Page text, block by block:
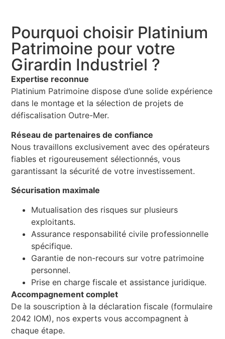
Pourquoi choisir Platinium
Patrimoine pour votre
Girardin Industriel ?
Expertise reconnue
Platinium Patrimoine dispose d’une solide expérience
dans le montage et la sélection de projets de
défiscalisation Outre-Mer.
Réseau de partenaires de confiance
Nous travaillons exclusivement avec des opérateurs
fiables et rigoureusement sélectionnés, vous
garantissant la sécurité de votre investissement.
Sécurisation maximale
Mutualisation des risques sur plusieurs
exploitants.
Assurance responsabilité civile professionnelle
spécifique.
Garantie de non-recours sur votre patrimoine
personnel.
Prise en charge fiscale et assistance juridique.
Accompagnement complet
De la souscription à la déclaration fiscale (formulaire
2042 IOM), nos experts vous accompagnent à
chaque étape.